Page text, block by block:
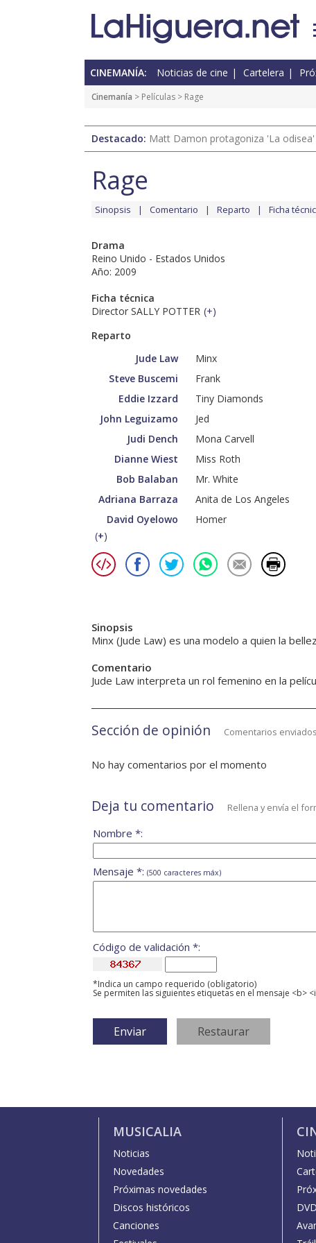
CINEMANÍA: Noticias de cine Cartelera
Cinemanía > Películas > Rage
Destacado: Matt Damon protagoniza 'La
Rage
Sinopsis Comentario Reparto Ficha
Drama
Reino Unido - Estados Unidos
Año: 2009
Ficha técnica
Director SALLY POTTER (+)
Reparto
Jude Law
Minx
Steve Buscemi
Frank
Eddie Izzard
Tiny Diamonds
John Leguizamo
Jed
Judi Dench
Mona Carvell
Dianne Wiest
Miss Roth
Bob Balaban
Mr. White
Adriana Barraza
Anita de Los Angeles
David Oyelowo
Homer
(+)
Sinopsis
Minx (Jude Law) es una modelo a quien la
Comentario
Jude Law interpreta un rol femenino en la
Sección de opinión Comentarios
No hay comentarios por el momento
Deja tu comentario Rellena y envía el
Nombre *:
Mensaje *: (500 caracteres máx)
Código de validación *:
*Indica un campo requerido (obligatorio)
Se permiten las siguientes etiquetas en el mensaje <b>
MUSICALIA
Noticias
Novedades
Próximas novedades
Discos históricos
Canciones
DVD